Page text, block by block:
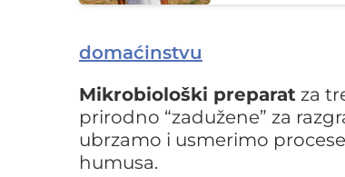
domaćinstvu
Mikrobiološki preparat za
prirodno “zadužene” za
ubrzamo i usmerimo
humusa.